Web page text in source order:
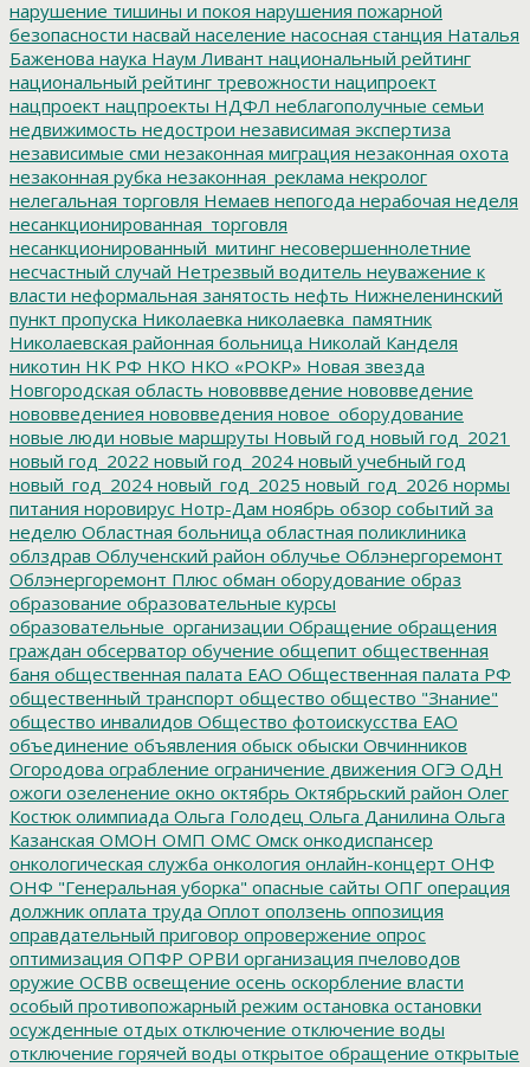
нарушение тишины и покоя нарушения пожарной
безопасности насвай население насосная станция Наталья
Баженова наука Наум Ливант национальный рейтинг
национальный рейтинг тревожности наципроект
нацпроект нацпроекты НДФЛ неблагополучные семьи
недвижимость недострои независимая экспертиза
независимые сми незаконная миграция незаконная охота
незаконная рубка незаконная_реклама некролог
нелегальная торговля Немаев непогода нерабочая неделя
несанкционированная_торговля
несанкционированный_митинг несовершеннолетние
несчастный случай Нетрезвый водитель неуважение к
власти неформальная занятость нефть Нижнеленинский
пункт пропуска Николаевка николаевка_памятник
Николаевская районная больница Николай Канделя
никотин НК РФ НКО НКО «РОКР» Новая звезда
Новгородская область нововвведение нововведение
нововведениея нововведения новое_оборудование
новые люди новые маршруты Новый год новый год_2021
новый год_2022 новый год_2024 новый учебный год
новый_год_2024 новый_год_2025 новый_год_2026 нормы
питания норовирус Нотр-Дам ноябрь обзор событий за
неделю Областная больница областная поликлиника
облздрав Облученский район облучье Облэнергоремонт
Облэнергоремонт Плюс обман оборудование образ
образование образовательные курсы
образовательные_организации Обращение обращения
граждан обсерватор обучение общепит общественная
баня общественная палата ЕАО Общественная палата РФ
общественный транспорт общество общество "Знание"
общество инвалидов Общество фотоискусства ЕАО
объединение объявления обыск обыски Овчинников
Огородова ограбление ограничение движения ОГЭ ОДН
ожоги озеленение окно октябрь Октябрьский район Олег
Костюк олимпиада Ольга Голодец Ольга Данилина Ольга
Казанская ОМОН ОМП ОМС Омск онкодиспансер
онкологическая служба онкология онлайн-концерт ОНФ
ОНФ "Генеральная уборка" опасные сайты ОПГ операция
должник оплата труда Оплот оползень оппозиция
оправдательный приговор опровержение опрос
оптимизация ОПФР ОРВИ организация пчеловодов
оружие ОСВВ освещение осень оскорбление власти
особый противопожарный режим остановка остановки
осужденные отдых отключение отключение воды
отключение горячей воды открытое обращение открытые